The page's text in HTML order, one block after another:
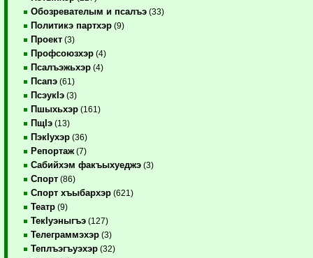
Обозревателым и псалъэ (33)
Политикэ партхэр (9)
Проект (3)
Профсоюзхэр (4)
Псалъэжьхэр (4)
Псапэ (61)
ПсэукIэ (3)
Пшыхьхэр (161)
ПщIэ (13)
ПэкIухэр (36)
Репортаж (7)
Сабийхэм факъыхуеджэ (3)
Спорт (86)
Спорт хъыбархэр (621)
Театр (9)
ТекIуэныгъэ (127)
Телеграммэхэр (3)
Теплъэгъуэхэр (32)